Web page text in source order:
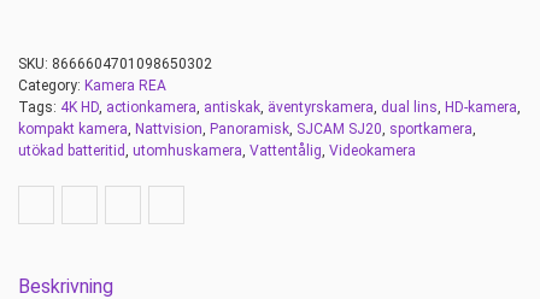
SKU: 8666604701098650302
Category: Kamera REA
Tags: 4K HD, actionkamera, antiskak, äventyrskamera, dual lins, HD-kamera,
kompakt kamera, Nattvision, Panoramisk, SJCAM SJ20, sportkamera,
utökad batteritid, utomhuskamera, Vattentålig, Videokamera
Beskrivning